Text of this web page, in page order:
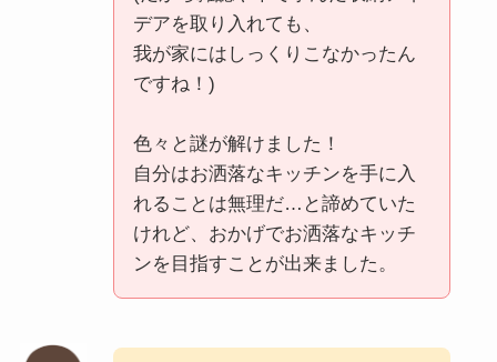
デアを取り入れても、
我が家にはしっくりこなかったん
ですね！)
色々と謎が解けました！
自分はお洒落なキッチンを手に入
れることは無理だ…と諦めていた
けれど、おかげでお洒落なキッチ
ンを目指すことが出来ました。